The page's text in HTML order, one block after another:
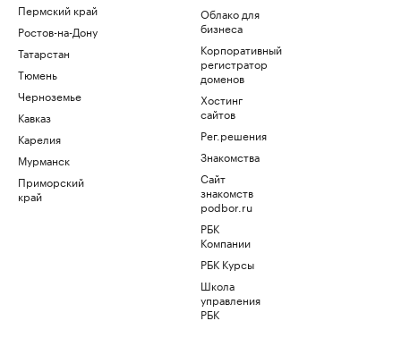
Пермский край
Ростов-на-Дону
Татарстан
Тюмень
Черноземье
Кавказ
Карелия
Мурманск
Приморский
край
Облако для
бизнеса
Корпоративный
регистратор
доменов
Хостинг
сайтов
Рег.решения
Знакомства
Сайт
знакомств
podbor.ru
РБК
Компании
РБК Курсы
Школа
управления
РБК